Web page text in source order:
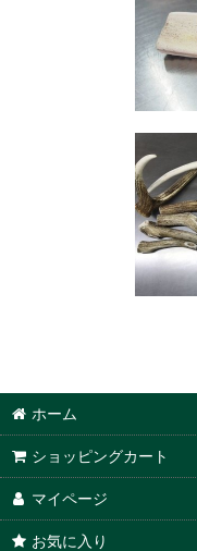
ホーム
ショッピングカート
マイページ
お気に入り